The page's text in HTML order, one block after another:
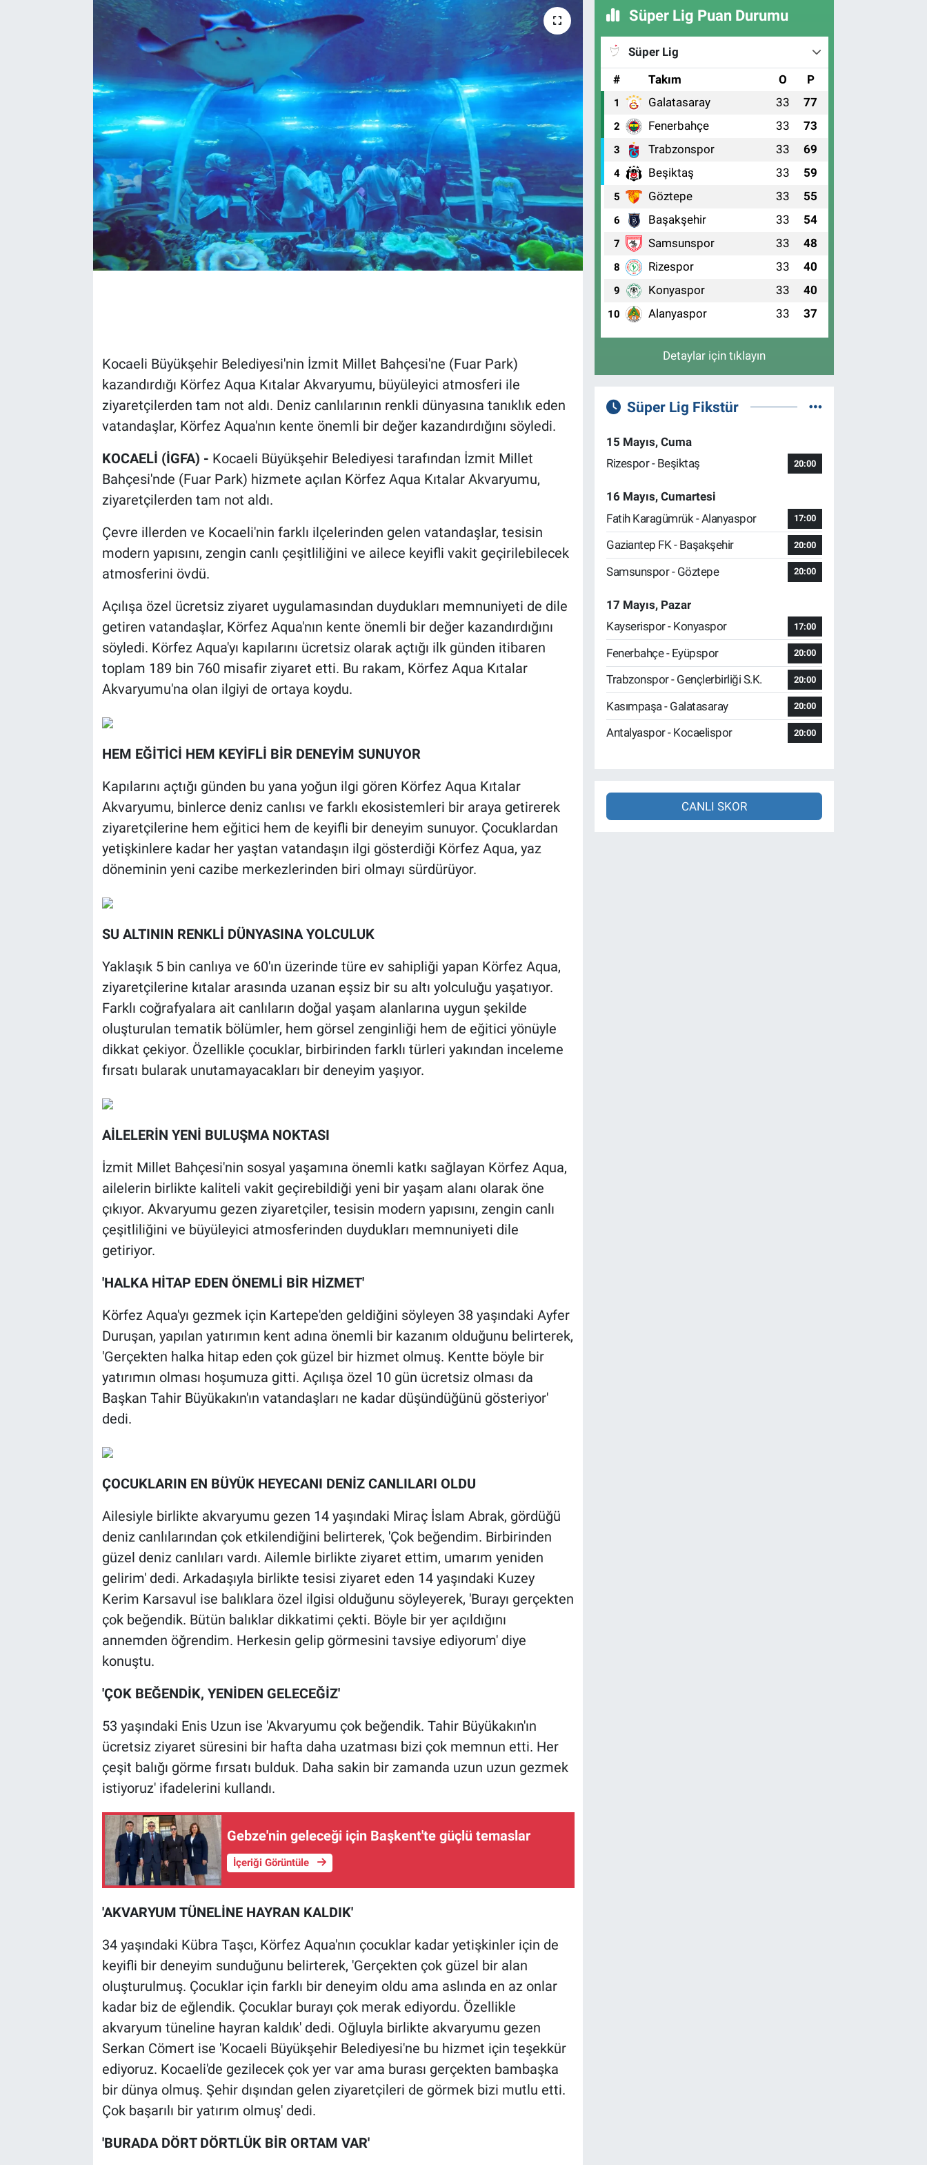
Kocaeli Büyükşehir Belediyesi'nin İzmit Millet Bahçesi'ne (Fuar Park)
kazandırdığı Körfez Aqua Kıtalar Akvaryumu, büyüleyici atmosferi ile
ziyaretçilerden tam not aldı. Deniz canlılarının renkli dünyasına tanıklık eden
vatandaşlar, Körfez Aqua'nın kente önemli bir değer kazandırdığını söyledi.
KOCAELİ (İGFA) - Kocaeli Büyükşehir Belediyesi tarafından İzmit Millet
Bahçesi'nde (Fuar Park) hizmete açılan Körfez Aqua Kıtalar Akvaryumu,
ziyaretçilerden tam not aldı.
Çevre illerden ve Kocaeli'nin farklı ilçelerinden gelen vatandaşlar, tesisin
modern yapısını, zengin canlı çeşitliliğini ve ailece keyifli vakit geçirilebilecek
atmosferini övdü.
Açılışa özel ücretsiz ziyaret uygulamasından duydukları memnuniyeti de dile
getiren vatandaşlar, Körfez Aqua'nın kente önemli bir değer kazandırdığını
söyledi. Körfez Aqua'yı kapılarını ücretsiz olarak açtığı ilk günden itibaren
toplam 189 bin 760 misafir ziyaret etti. Bu rakam, Körfez Aqua Kıtalar
Akvaryumu'na olan ilgiyi de ortaya koydu.
HEM EĞİTİCİ HEM KEYİFLİ BİR DENEYİM SUNUYOR
Kapılarını açtığı günden bu yana yoğun ilgi gören Körfez Aqua Kıtalar
Akvaryumu, binlerce deniz canlısı ve farklı ekosistemleri bir araya getirerek
ziyaretçilerine hem eğitici hem de keyifli bir deneyim sunuyor. Çocuklardan
yetişkinlere kadar her yaştan vatandaşın ilgi gösterdiği Körfez Aqua, yaz
döneminin yeni cazibe merkezlerinden biri olmayı sürdürüyor.
SU ALTININ RENKLİ DÜNYASINA YOLCULUK
Yaklaşık 5 bin canlıya ve 60'ın üzerinde türe ev sahipliği yapan Körfez Aqua,
ziyaretçilerine kıtalar arasında uzanan eşsiz bir su altı yolculuğu yaşatıyor.
Farklı coğrafyalara ait canlıların doğal yaşam alanlarına uygun şekilde
oluşturulan tematik bölümler, hem görsel zenginliği hem de eğitici yönüyle
dikkat çekiyor. Özellikle çocuklar, birbirinden farklı türleri yakından inceleme
fırsatı bularak unutamayacakları bir deneyim yaşıyor.
AİLELERİN YENİ BULUŞMA NOKTASI
İzmit Millet Bahçesi'nin sosyal yaşamına önemli katkı sağlayan Körfez Aqua,
ailelerin birlikte kaliteli vakit geçirebildiği yeni bir yaşam alanı olarak öne
çıkıyor. Akvaryumu gezen ziyaretçiler, tesisin modern yapısını, zengin canlı
çeşitliliğini ve büyüleyici atmosferinden duydukları memnuniyeti dile
getiriyor.
'HALKA HİTAP EDEN ÖNEMLİ BİR HİZMET'
Körfez Aqua'yı gezmek için Kartepe'den geldiğini söyleyen 38 yaşındaki Ayfer
Duruşan, yapılan yatırımın kent adına önemli bir kazanım olduğunu belirterek,
'Gerçekten halka hitap eden çok güzel bir hizmet olmuş. Kentte böyle bir
yatırımın olması hoşumuza gitti. Açılışa özel 10 gün ücretsiz olması da
Başkan Tahir Büyükakın'ın vatandaşları ne kadar düşündüğünü gösteriyor'
dedi.
ÇOCUKLARIN EN BÜYÜK HEYECANI DENİZ CANLILARI OLDU
Ailesiyle birlikte akvaryumu gezen 14 yaşındaki Miraç İslam Abrak, gördüğü
deniz canlılarından çok etkilendiğini belirterek, 'Çok beğendim. Birbirinden
güzel deniz canlıları vardı. Ailemle birlikte ziyaret ettim, umarım yeniden
gelirim' dedi. Arkadaşıyla birlikte tesisi ziyaret eden 14 yaşındaki Kuzey
Kerim Karsavul ise balıklara özel ilgisi olduğunu söyleyerek, 'Burayı gerçekten
çok beğendik. Bütün balıklar dikkatimi çekti. Böyle bir yer açıldığını
annemden öğrendim. Herkesin gelip görmesini tavsiye ediyorum' diye
konuştu.
'ÇOK BEĞENDİK, YENİDEN GELECEĞİZ'
53 yaşındaki Enis Uzun ise 'Akvaryumu çok beğendik. Tahir Büyükakın'ın
ücretsiz ziyaret süresini bir hafta daha uzatması bizi çok memnun etti. Her
çeşit balığı görme fırsatı bulduk. Daha sakin bir zamanda uzun uzun gezmek
istiyoruz' ifadelerini kullandı.
Gebze'nin geleceği için Başkent'te güçlü temaslar
İçeriği Görüntüle
'AKVARYUM TÜNELİNE HAYRAN KALDIK'
34 yaşındaki Kübra Taşcı, Körfez Aqua'nın çocuklar kadar yetişkinler için de
keyifli bir deneyim sunduğunu belirterek, 'Gerçekten çok güzel bir alan
oluşturulmuş. Çocuklar için farklı bir deneyim oldu ama aslında en az onlar
kadar biz de eğlendik. Çocuklar burayı çok merak ediyordu. Özellikle
akvaryum tüneline hayran kaldık' dedi. Oğluyla birlikte akvaryumu gezen
Serkan Cömert ise 'Kocaeli Büyükşehir Belediyesi'ne bu hizmet için teşekkür
ediyoruz. Kocaeli'de gezilecek çok yer var ama burası gerçekten bambaşka
bir dünya olmuş. Şehir dışından gelen ziyaretçileri de görmek bizi mutlu etti.
Çok başarılı bir yatırım olmuş' dedi.
'BURADA DÖRT DÖRTLÜK BİR ORTAM VAR'
Süper Lig Puan Durumu
Süper Lig
#
Takım O P
1 Galatasaray 33 77
2 Fenerbahçe 33 73
3 Trabzonspor 33 69
4 Beşiktaş 33 59
5 Göztepe 33 55
6 Başakşehir 33 54
7 Samsunspor 33 48
8 Rizespor 33 40
9 Konyaspor 33 40
10 Alanyaspor 33 37
Detaylar için tıklayın
Süper Lig Fikstür
15 Mayıs, Cuma
Rizespor - Beşiktaş
20:00
16 Mayıs, Cumartesi
Fatih Karagümrük - Alanyaspor
17:00
Gaziantep FK - Başakşehir 20:00
Samsunspor - Göztepe 20:00
17 Mayıs, Pazar
Kayserispor - Konyaspor
17:00
Fenerbahçe - Eyüpspor 20:00
Trabzonspor - Gençlerbirliği S.K. 20:00
Kasımpaşa - Galatasaray 20:00
Antalyaspor - Kocaelispor 20:00
CANLI SKOR